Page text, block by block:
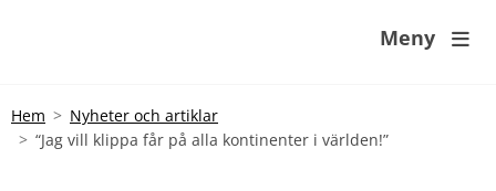
Meny 
Hem
Nyheter och artiklar
“Jag vill klippa får på alla kontinenter i världen!”